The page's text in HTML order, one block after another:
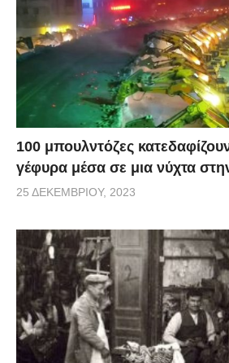
100 μπουλντόζες
γέφυρα μέσα σε μια νύχτα
25 ΔΕΚΕΜΒΡΊΟΥ, 2023